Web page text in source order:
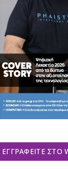
ΕΓΓΡΑΦΕΊΤΕ ΣΤΟ